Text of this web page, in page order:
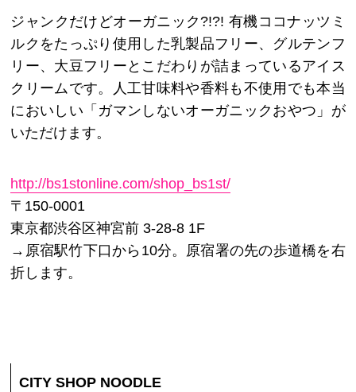
ジャンクだけどオーガニック?!?! 有機ココナッツミ
ルクをたっぷり使用した乳製品フリー、グルテンフ
リー、大豆フリーとこだわりが詰まっているアイス
クリームです。人工甘味料や香料も不使用でも本当
においしい「ガマンしないオーガニックおやつ」が
いただけます。
http://bs1stonline.com/shop_bs1st/
〒150-0001
東京都渋谷区神宮前 3-28-8 1F
→原宿駅竹下口から10分。原宿署の先の歩道橋を右
折します。
CITY SHOP NOODLE